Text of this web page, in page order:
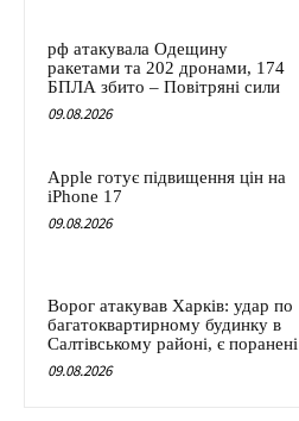
рф атакувала Одещину
ракетами та 202 дронами, 174
БПЛА збито – Повітряні сили
09.08.2026
Apple готує підвищення цін на
iPhone 17
09.08.2026
Ворог атакував Харків: удар по
багатоквартирному будинку в
Салтівському районі, є поранені
09.08.2026